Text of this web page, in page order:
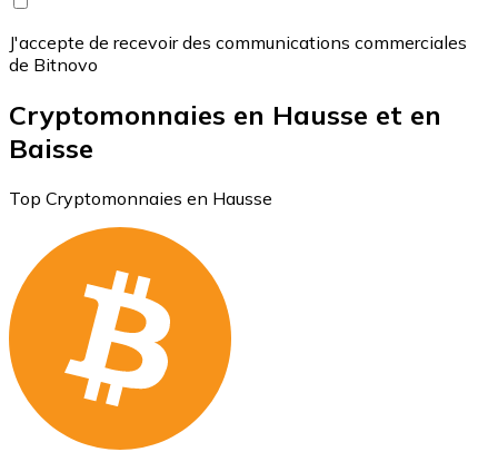
J'accepte de recevoir des communications commerciales
de Bitnovo
Cryptomonnaies en Hausse et en
Baisse
Top Cryptomonnaies en Hausse